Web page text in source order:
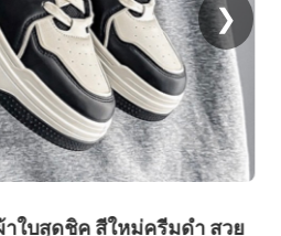
าใบสุดชิค สีใหม่ครีมดำ สวย
❯